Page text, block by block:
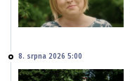
8. srpna 2026 5:00